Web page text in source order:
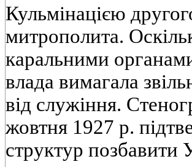
Кульмінацією
митрополита.
каральними
влада вимагала
від служіння.
жовтня 1927 р.
структур позбавити